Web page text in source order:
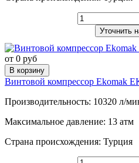
Уточнить
от 0 руб
В корзину
Винтовой компрессор Ekomak
Производительность: 10320 л/
Максимальное давление: 13 атм
Страна происхождения: Турция